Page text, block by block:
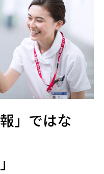
」ではな